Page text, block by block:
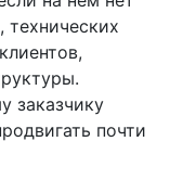
заказчику
почти